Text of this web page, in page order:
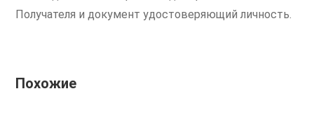
Получателя и документ удостоверяющий личность.
Похожие